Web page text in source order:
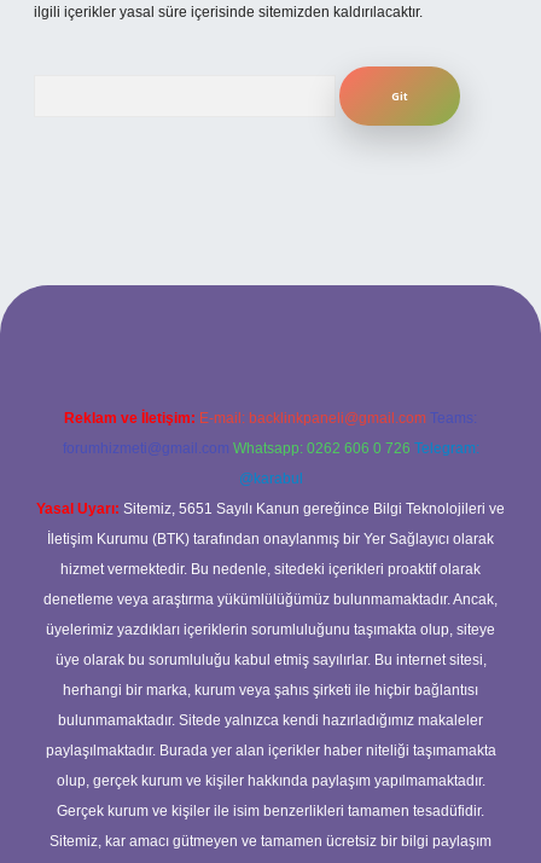
ilgili içerikler yasal süre içerisinde sitemizden kaldırılacaktır.
güncel giriş
Reklam ve İletişim: E-mail: backlinkpaneli@gmail.com Teams:
forumhizmeti@gmail.com Whatsapp: 0262 606 0 726 Telegram:
@karabul
Yasal Uyarı: Sitemiz, 5651 Sayılı Kanun gereğince Bilgi Teknolojileri ve
İletişim Kurumu (BTK) tarafından onaylanmış bir Yer Sağlayıcı olarak
hizmet vermektedir. Bu nedenle, sitedeki içerikleri proaktif olarak
denetleme veya araştırma yükümlülüğümüz bulunmamaktadır. Ancak,
üyelerimiz yazdıkları içeriklerin sorumluluğunu taşımakta olup, siteye
üye olarak bu sorumluluğu kabul etmiş sayılırlar. Bu internet sitesi,
herhangi bir marka, kurum veya şahıs şirketi ile hiçbir bağlantısı
bulunmamaktadır. Sitede yalnızca kendi hazırladığımız makaleler
paylaşılmaktadır. Burada yer alan içerikler haber niteliği taşımamakta
olup, gerçek kurum ve kişiler hakkında paylaşım yapılmamaktadır.
Gerçek kurum ve kişiler ile isim benzerlikleri tamamen tesadüfidir.
Sitemiz, kar amacı gütmeyen ve tamamen ücretsiz bir bilgi paylaşım